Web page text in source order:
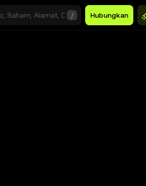
/ Hubungkan